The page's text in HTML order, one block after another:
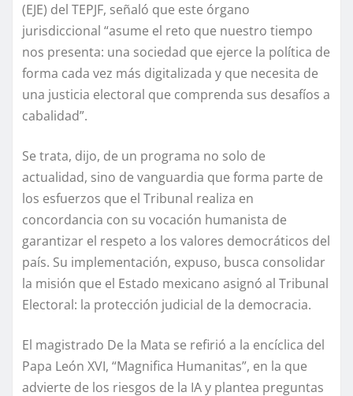
(EJE) del TEPJF, señaló que este órgano
jurisdiccional “asume el reto que nuestro tiempo
nos presenta: una sociedad que ejerce la política de
forma cada vez más digitalizada y que necesita de
una justicia electoral que comprenda sus desafíos a
cabalidad”.
Se trata, dijo, de un programa no solo de
actualidad, sino de vanguardia que forma parte de
los esfuerzos que el Tribunal realiza en
concordancia con su vocación humanista de
garantizar el respeto a los valores democráticos del
país. Su implementación, expuso, busca consolidar
la misión que el Estado mexicano asignó al Tribunal
Electoral: la protección judicial de la democracia.
El magistrado De la Mata se refirió a la encíclica del
Papa León XVI, “Magnifica Humanitas”, en la que
advierte de los riesgos de la IA y plantea preguntas